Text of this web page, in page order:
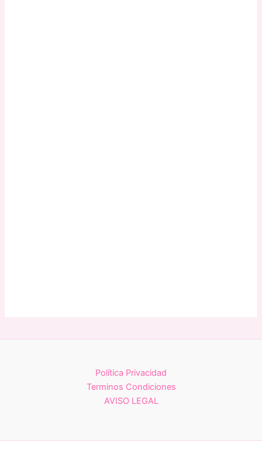
Política Privacidad
Terminos Condiciones
AVISO LEGAL